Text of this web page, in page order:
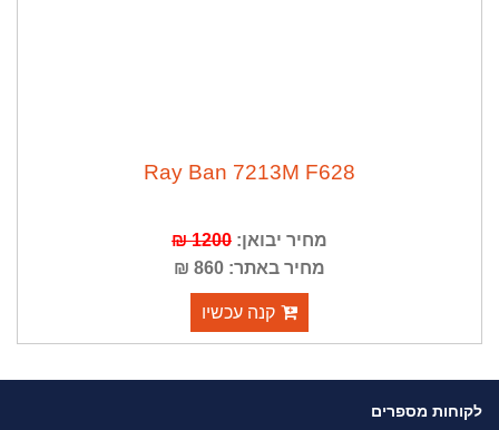
Ray Ban 7213M F628
מחיר יבואן:1200 ₪
מחיר באתר: 860 ₪
קנה עכשיו
לקוחות מספרים